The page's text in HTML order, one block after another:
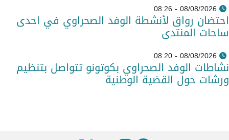
08/08/2026 - 08:26
احتضان رواق لأنشطة الوفد الصحراوي في احدى
ساحات المنتدى
08/08/2026 - 08:20
نشاطات الوفد الصحراوي بكوتونو تتواصل بتنظيم
ورشات حول القضية الوطنية